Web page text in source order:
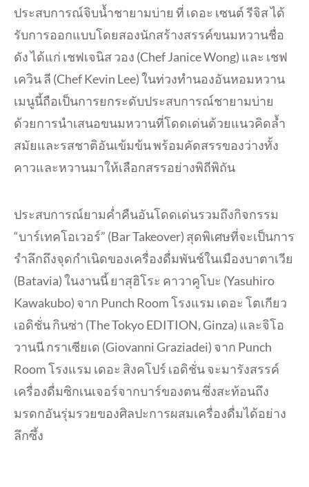
ประสบการณ์จิบน้ำชายามบ่าย ที่ เดอะ เซนต์ รีจิส ได้
รับการออกแบบโดยสองนักสร้างสรรค์ขนมหวานชื่อ
ดัง ได้แก่ เชฟเจนิส วอง (Chef Janice Wong) และ เชฟ
เควิน ลี (Chef Kevin Lee) ในท่วงทำนองอันหอมหวาน
เมนูนี้ถือเป็นการยกระดับประสบการณ์ชายามบ่าย
ด้วยการนำเสนอขนมหวานที่โดดเด่นด้วยแนวคิดล้ำ
สมัยและรสชาติอันเข้มข้น พร้อมคัดสรรของว่างทั้ง
คาวและหวานมาให้เลือกสรรอย่างพิถีพิถัน
ประสบการณ์ยามค่ำคืนอันโดดเด่นรวมถึงกิจกรรม
“บาร์เทคโอเวอร์” (Bar Takeover) สุดพิเศษที่จะเป็นการ
รำลึกถึงจุดกำเนิดของเครื่องดื่มพันช์ในเมืองบาตาเวีย
(Batavia) ในงานนี้ ยาสุฮิโระ คาวาคูโบะ (Yasuhiro
Kawakubo) จาก Punch Room โรงแรม เดอะ โตเกียว
เอดิชั่น กินซ่า (The Tokyo EDITION, Ginza) และจิโอ
วานนี กราเซียเด (Giovanni Graziadei) จาก Punch
Room โรงแรม เดอะ สิงคโปร์ เอดิชั่น จะมารังสรรค์
เครื่องดื่มซิกเนเจอร์จากบาร์ของตน ซึ่งสะท้อนถึง
มรดกอันรุ่มรวยของศิลปะการผสมเครื่องดื่มได้อย่าง
ลึกซึ้ง